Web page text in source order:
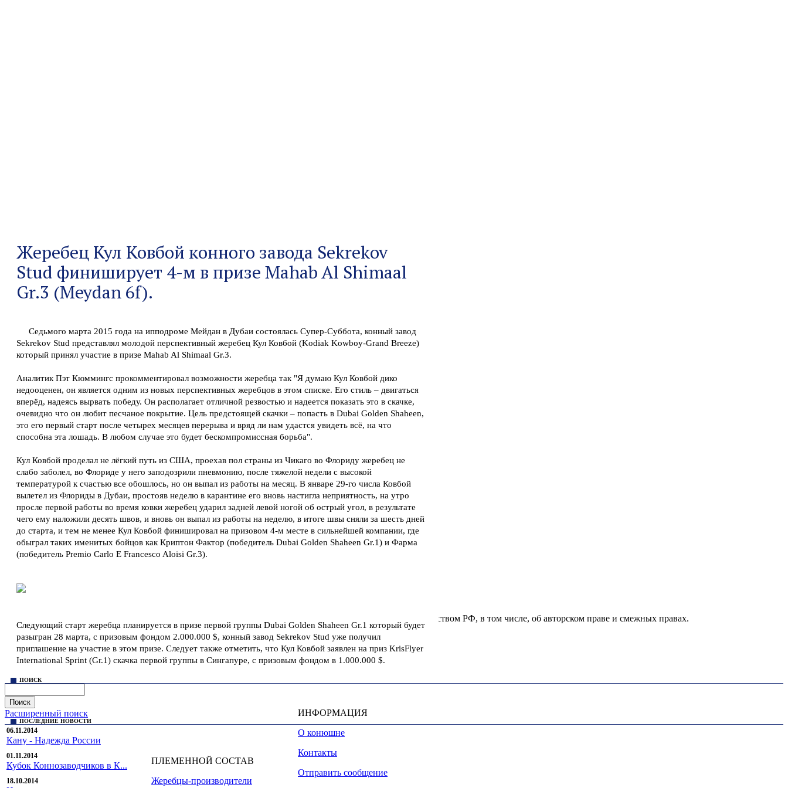
Жеребец Кул Ковбой конного завода Sekrekov
Stud финиширует 4-м в призе Mahab Al Shimaal
Gr.3 (Meydan 6f).
Седьмого марта 2015 года на ипподроме Мейдан в Дубаи состоялась Супер-Суббота, конный завод
Sekrekov Stud представлял молодой перспективный жеребец Кул Ковбой (Kodiak Kowboy-Grand Breeze)
который принял участие в призе Mahab Al Shimaal Gr.3.
Аналитик Пэт Кюммингс прокомментировал возможности жеребца так "Я думаю Кул Ковбой дико
недооценен, он является одним из новых перспективных жеребцов в этом списке. Его стиль – двигаться
вперёд, надеясь вырвать победу. Он располагает отличной резвостью и надеется показать это в скачке,
очевидно что он любит песчаное покрытие. Цель предстоящей скачки – попасть в Dubai Golden Shaheen,
это его первый старт после четырех месяцев перерыва и вряд ли нам удастся увидеть всё, на что
способна эта лошадь. В любом случае это будет бескомпромиссная борьба".
Кул Ковбой проделал не лёгкий путь из США, проехав пол страны из Чикаго во Флориду жеребец не
слабо заболел, во Флориде у него заподозрили пневмонию, после тяжелой недели с высокой
температурой к счастью все обошлось, но он выпал из работы на месяц. В январе 29-го числа Ковбой
вылетел из Флориды в Дубаи, простояв неделю в карантине его вновь настигла неприятность, на утро
просле первой работы во время ковки жеребец ударил задней левой ногой об острый угол, в результате
чего ему наложили десять швов, и вновь он выпал из работы на неделю, в итоге швы сняли за шесть дней
до старта, и тем не менее Кул Ковбой финишировал на призовом 4-м месте в сильнейшей компании, где
обыграл таких именитых бойцов как Криптон Фактор (победитель Dubai Golden Shaheen Gr.1) и Фарма
(победитель Premio Carlo E Francesco Aloisi Gr.3).
Следующий старт жеребца планируется в призе первой группы Dubai Golden Shaheen Gr.1 который будет
разыгран 28 марта, с призовым фондом 2.000.000 $, конный завод Sekrekov Stud уже получил
приглашение на участие в этом призе. Следует также отметить, что Кул Ковбой заявлен на приз KrisFlyer
International Sprint (Gr.1) скачка первой группы в Сингапуре, с призовым фондом в 1.000.000 $.
ПОИСК
Расширенный поиск
ПОСЛЕДНИЕ НОВОСТИ
06.11.2014
Кану - Надежда России
01.11.2014
Кубок Коннозаводчиков в К...
18.10.2014
ПЛЕМЕННОЙ СОСТАВ
Жеребцы-производители
ИНФОРМАЦИЯ
О конюшне
Контакты
Отправить сообщение
Все права на материалы, находящиеся на сайте sekrekovstud.ru, охраняются в соответствии с законодательством РФ, в том числе, об авторском праве и смежных правах.